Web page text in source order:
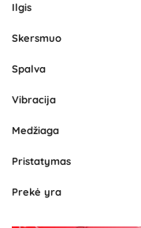
Ilgis
Skersmuo
Spalva
Vibracija
Medžiaga
Pristatymas
Prekė yra